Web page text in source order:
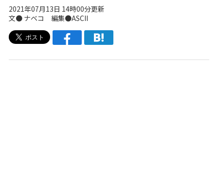
2021年07月13日 14時00分更新
文● ナベコ 編集●ASCII